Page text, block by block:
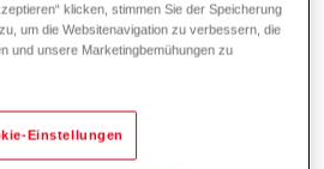
für Energie und
klicken, stimmen Sie der Speicherung
um die Websitenavigation zu verbessern, die
und unsere Marketingbemühungen zu
Einstellungen